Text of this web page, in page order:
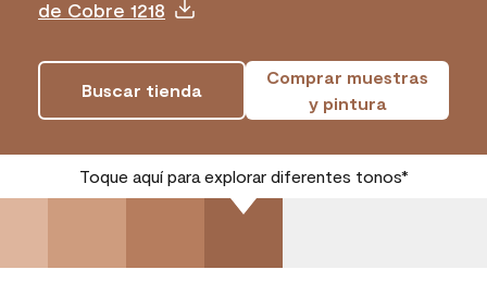
de Cobre 1218
Buscar tienda
Comprar muestras
y pintura
Toque aquí para explorar diferentes tonos*